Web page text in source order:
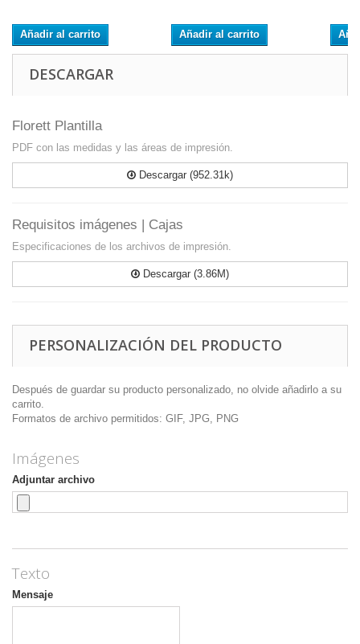
Añadir al carrito Añadir al carrito
DESCARGAR
Florett Plantilla
PDF con las medidas y las áreas de impresión.
Descargar (952.31k)
Requisitos imágenes | Cajas
Especificaciones de los archivos de impresión.
Descargar (3.86M)
PERSONALIZACIÓN DEL PRODUCTO
Después de guardar su producto personalizado, no olvide añadirlo a su
carrito.
Formatos de archivo permitidos: GIF, JPG, PNG
Imágenes
Adjuntar archivo
Texto
Mensaje